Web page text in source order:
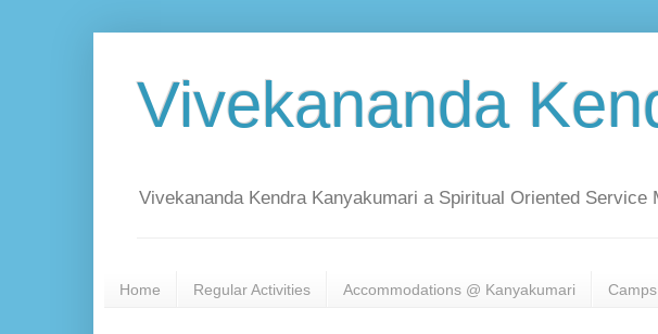
Vivekananda
Vivekananda Kendra Kanyakumari a Spiritual Oriented Service
Home Regular Activities Accommodations @ Kanyakumari Camps